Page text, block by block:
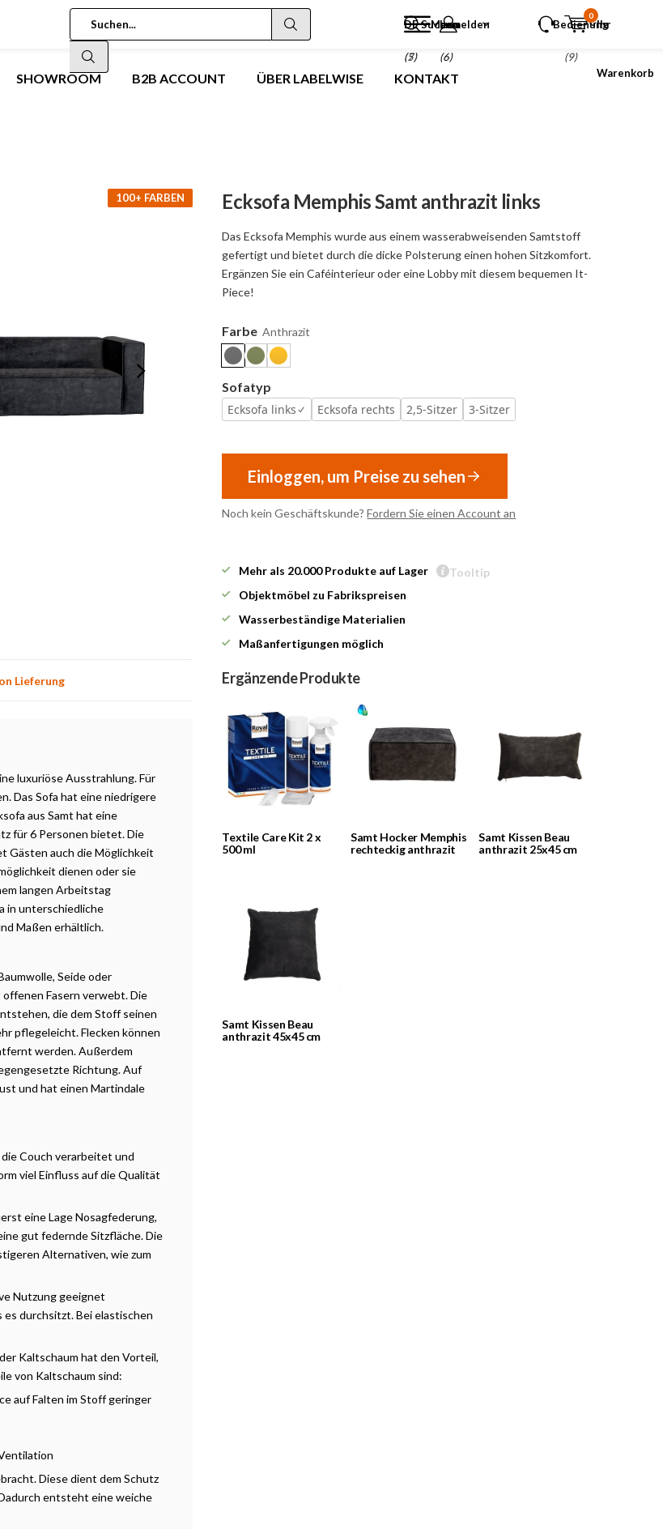
DE Suchen
(5)
anmelden
(6)
Menu
(7)
Bedienung
Ihr
Warenkorb
0
(9)
SHOWROOM B2B ACCOUNT ÜBER LABELWISE KONTAKT
100+ FARBEN Ecksofa Memphis Samt anthrazit links
Das Ecksofa Memphis wurde aus einem wasserabweisenden Samtstoff
gefertigt und bietet durch die dicke Polsterung einen hohen Sitzkomfort.
Ergänzen Sie ein Caféinterieur oder eine Lobby mit diesem bequemen It-
Piece!
Farbe Anthrazit
Sofatyp
Ecksofa links
Ecksofa rechts 2,5-Sitzer 3-Sitzer
Einloggen, um Preise zu sehen
Noch kein Geschäftskunde?Fordern Sie einen Account an
Mehr als 20.000 Produkte auf Lager
Tooltip
Objektmöbel zu Fabrikspreisen
Wasserbeständige Materialien
Maßanfertigungen möglich
Lieferung
luxuriöse Ausstrahlung. Für
Das Sofa hat eine niedrigere
aus Samt hat eine
für 6 Personen bietet. Die
Gästen auch die Möglichkeit
dienen oder sie
langen Arbeitstag
in unterschiedliche
Maßen erhältlich.
Seide oder
Fasern verwebt. Die
die dem Stoff seinen
pflegeleicht. Flecken können
werden. Außerdem
Richtung. Auf
und hat einen Martindale
Couch verarbeitet und
viel Einfluss auf die Qualität
eine Lage Nosagfederung,
gut federnde Sitzfläche. Die
Alternativen, wie zum
Nutzung geeignet
es durchsitzt. Bei elastischen
Kaltschaum hat den Vorteil,
von Kaltschaum sind:
auf Falten im Stoff geringer
Diese dient dem Schutz
entsteht eine weiche
Ergänzende Produkte
Textile Care Kit 2 x
500 ml
Samt Hocker Memphis
rechteckig anthrazit
Samt Kissen Beau
anthrazit 25x45 cm
Samt Kissen Beau
anthrazit 45x45 cm